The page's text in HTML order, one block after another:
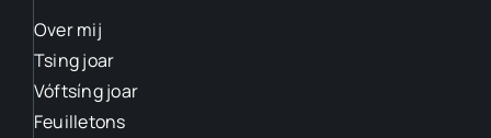
Over mij
Tsing joar
Vóftsíng joar
Feuilletons